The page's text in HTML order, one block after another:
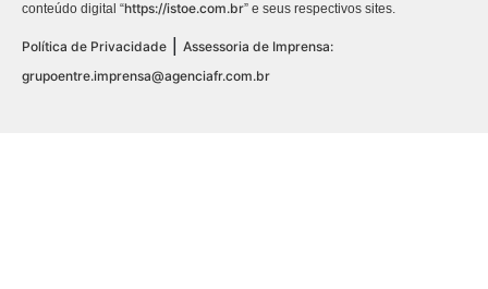
conteúdo digital “https://istoe.com.br” e seus respectivos sites.
Política de Privacidade | Assessoria de Imprensa:
grupoentre.imprensa@agenciafr.com.br